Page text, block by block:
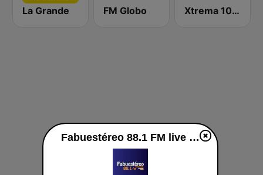
La Grande FM Globo Xtrema 101.3 FM
Fabuestéreo 88.1 FM live luisteren